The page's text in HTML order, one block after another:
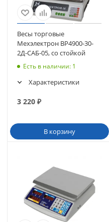
Весы торговые
Мехэлектрон ВР4900-30-
2Д-САБ-05, со стойкой
Есть в наличии: 1
Характеристики
3 220 ₽
В корзину